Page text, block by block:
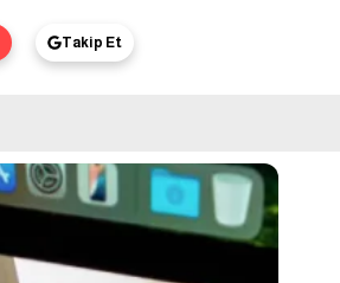
Takip Et